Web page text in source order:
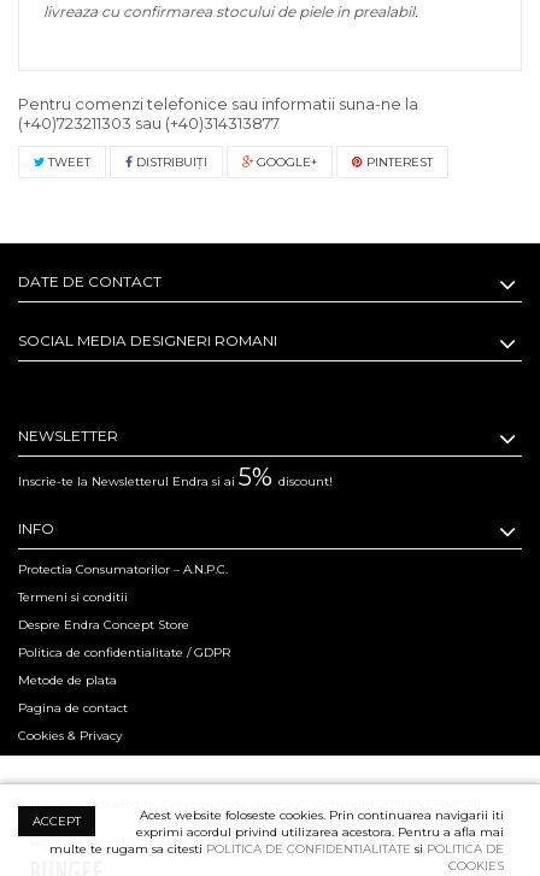
livreaza cu confirmarea stocului de piele in prealabil.
Pentru comenzi telefonice sau informatii suna-ne la
(+40)723211303 sau (+40)314313877
TWEET DISTRIBUIŢI GOOGLE+ PINTEREST
DATE DE CONTACT
SOCIAL MEDIA DESIGNERI ROMANI
NEWSLETTER
Inscrie-te la Newsletterul Endra si ai 5% discount!
INFO
Protectia Consumatorilor – A.N.P.C.
Termeni si conditii
Despre Endra Concept Store
Politica de confidentialitate / GDPR
Metode de plata
Pagina de contact
Cookies & Privacy
Hosted & Powered by Creation Code since 2011. Copyright 2015 ENDRA® All
Rights Reserved. Professional Product Photography Services ensured by
ACCEPT
Acest website foloseste cookies. Prin continuarea navigarii iti
exprimi acordul privind utilizarea acestora. Pentru a afla mai
multe te rugam sa citesti POLITICA DE CONFIDENTIALITATE si POLITICA DE
COOKIES